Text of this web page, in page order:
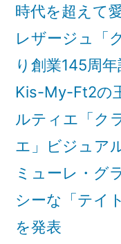
時代を超えて
レザージュ「
り創業145周
Kis-My-Ft2の
ルティエ「ク
エ」ビジュア
ミューレ・グ
シーな「テイ
を発表